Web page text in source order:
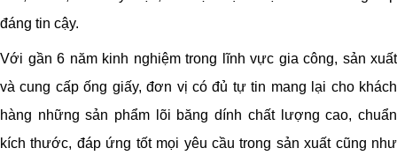
đáng tin cậy.
Với gần 6 năm kinh nghiệm trong lĩnh vực gia công, sản xuất
và cung cấp ống giấy, đơn vị có đủ tự tin mang lại cho khách
hàng những sản phẩm lõi băng dính chất lượng cao, chuẩn
kích thước, đáp ứng tốt mọi yêu cầu trong sản xuất cũng như